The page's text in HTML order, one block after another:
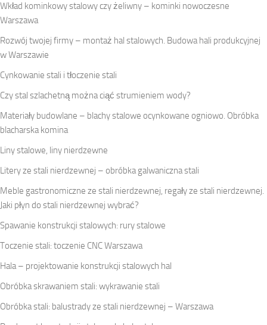
Wkład kominkowy stalowy czy żeliwny – kominki nowoczesne
Warszawa
Rozwój twojej firmy – montaż hal stalowych. Budowa hali produkcyjnej
w Warszawie
Cynkowanie stali i tłoczenie stali
Czy stal szlachetną można ciąć strumieniem wody?
Materiały budowlane – blachy stalowe ocynkowane ogniowo. Obróbka
blacharska komina
Liny stalowe, liny nierdzewne
Litery ze stali nierdzewnej – obróbka galwaniczna stali
Meble gastronomiczne ze stali nierdzewnej, regały ze stali nierdzewnej.
Jaki płyn do stali nierdzewnej wybrać?
Spawanie konstrukcji stalowych: rury stalowe
Toczenie stali: toczenie CNC Warszawa
Hala – projektowanie konstrukcji stalowych hal
Obróbka skrawaniem stali: wykrawanie stali
Obróbka stali: balustrady ze stali nierdzewnej – Warszawa